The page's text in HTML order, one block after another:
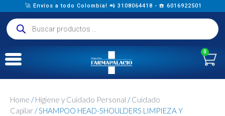
🚀 Envíos a todo Colombia! 📲 3108064418 - ☎️ 6016922501
0
Home /Higiene y Cuidado Personal /Cuidado
Capilar / SHAMPOO HEAD-SHOULDERS LIMPIEZA Y